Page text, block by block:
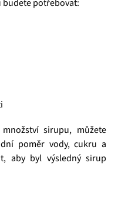
potřebovat:
sirupu, můžete
poměr vody, cukru a
aby byl výsledný sirup